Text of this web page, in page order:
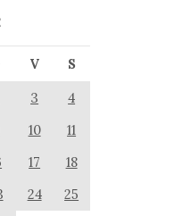
V
S
3
4
10
11
17
18
24
25